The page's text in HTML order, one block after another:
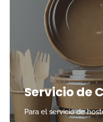
Servicio de
Para el servicio de